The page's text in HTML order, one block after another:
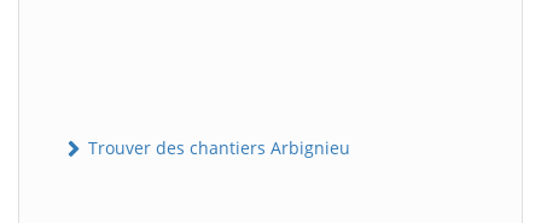
Trouver des chantiers Arbignieu